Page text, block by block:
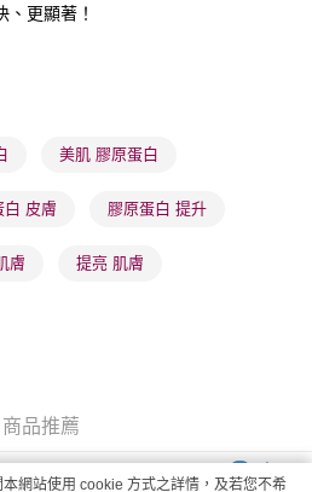
安排重寄
或以上免運費
、更顯著！
美肌 膠原蛋白
白 皮膚 膠原蛋白 提升
膚 提亮 肌膚
商品推薦
客服
網站使用 cookie 方式之詳情，及若您不希